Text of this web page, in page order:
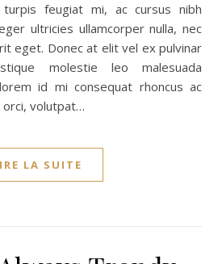
feugiat mi, ac cursus nibh
ultricies ullamcorper nulla, nec
eget. Donec at elit vel ex pulvinar
molestie leo malesuada
id mi consequat rhoncus ac
orci, volutpat…
LA SUITE